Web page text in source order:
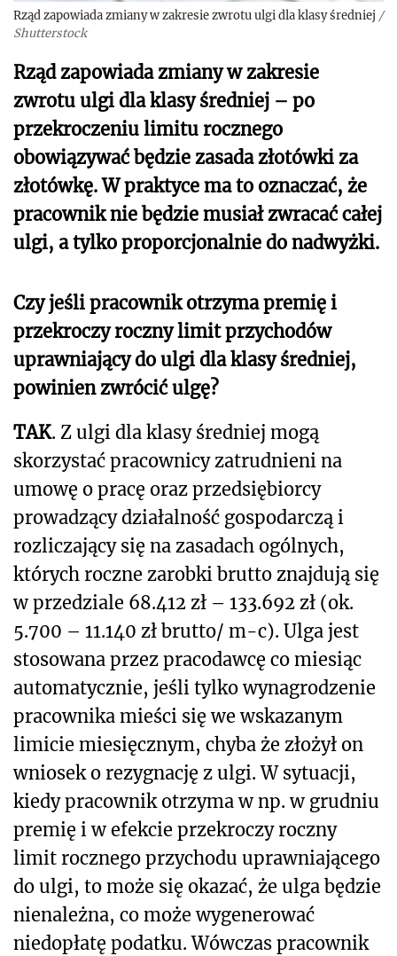
Rząd zapowiada zmiany w zakresie zwrotu ulgi dla klasy średniej /
Shutterstock
Rząd zapowiada zmiany w zakresie
zwrotu ulgi dla klasy średniej – po
przekroczeniu limitu rocznego
obowiązywać będzie zasada złotówki za
złotówkę. W praktyce ma to oznaczać, że
pracownik nie będzie musiał zwracać całej
ulgi, a tylko proporcjonalnie do nadwyżki.
Czy jeśli pracownik otrzyma premię i
przekroczy roczny limit przychodów
uprawniający do ulgi dla klasy średniej,
powinien zwrócić ulgę?
TAK. Z ulgi dla klasy średniej mogą
skorzystać pracownicy zatrudnieni na
umowę o pracę oraz przedsiębiorcy
prowadzący działalność gospodarczą i
rozliczający się na zasadach ogólnych,
których roczne zarobki brutto znajdują się
w przedziale 68.412 zł – 133.692 zł (ok.
5.700 – 11.140 zł brutto/ m-c). Ulga jest
stosowana przez pracodawcę co miesiąc
automatycznie, jeśli tylko wynagrodzenie
pracownika mieści się we wskazanym
limicie miesięcznym, chyba że złożył on
wniosek o rezygnację z ulgi. W sytuacji,
kiedy pracownik otrzyma w np. w grudniu
premię i w efekcie przekroczy roczny
limit rocznego przychodu uprawniającego
do ulgi, to może się okazać, że ulga będzie
nienależna, co może wygenerować
niedopłatę podatku. Wówczas pracownik